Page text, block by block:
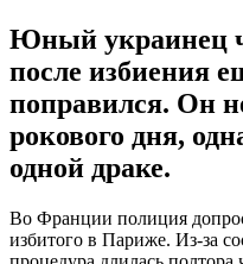
Юный украинец
после избиения
поправился. Он
рокового дня,
одной драке.
Во Франции полиция
избитого в Париже. Из-за